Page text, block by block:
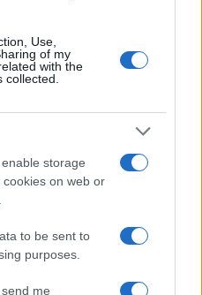
Use,
of my
with the
storage
on web or
to be sent to
purposes.
me